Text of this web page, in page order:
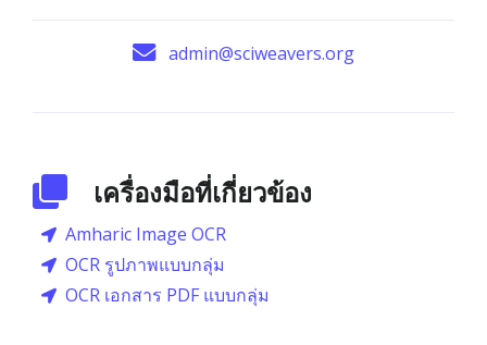
admin@sciweavers.org
เครื่องมือที่เกี่ยวข้อง
Amharic Image OCR
OCR รูปภาพแบบกลุ่ม
OCR เอกสาร PDF แบบกลุ่ม